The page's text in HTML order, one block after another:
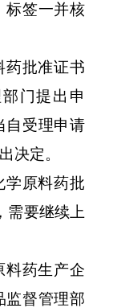
标签一并核
药批准证书
门提出申
自受理申请
决定。
原料药批
需要继续上
料药生产企
监督管理部